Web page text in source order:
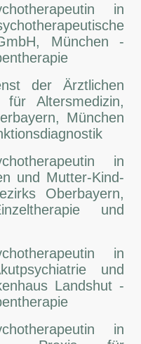
in
München -
der Ärztlichen
Altersmedizin,
München
in
und Mutter-Kind-
Oberbayern,
und
in
und
Landshut -
in